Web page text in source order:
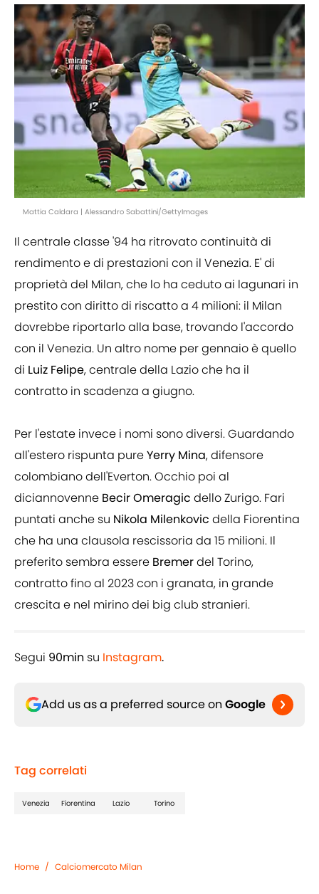
Mattia Caldara | Alessandro Sabattini/GettyImages
Il centrale classe '94 ha ritrovato continuità di
rendimento e di prestazioni con il Venezia. E' di
proprietà del Milan, che lo ha ceduto ai lagunari in
prestito con diritto di riscatto a 4 milioni: il Milan
dovrebbe riportarlo alla base, trovando l'accordo
con il Venezia. Un altro nome per gennaio è quello
di Luiz Felipe, centrale della Lazio che ha il
contratto in scadenza a giugno.
Per l'estate invece i nomi sono diversi. Guardando
all'estero rispunta pureYerry Mina, difensore
colombiano dell'Everton. Occhio poi al
diciannovenne BecirOmeragic dello Zurigo. Fari
puntati anche su Nikola Milenkovic della Fiorentina
che ha una clausola rescissoria da 15 milioni. Il
preferito sembra essere Bremerdel Torino,
contratto fino al 2023 con i granata, in grande
crescita e nel mirino dei big club stranieri.
Segui 90min su Instagram.
Add us as a preferred source on Google
Tag correlati
Venezia Fiorentina Lazio Torino
Home / Calciomercato Milan